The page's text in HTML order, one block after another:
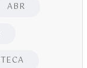
ABR